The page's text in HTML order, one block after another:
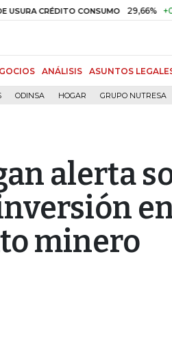
CRÉDITO CONSUMO 29,66% +0,87%
ANÁLISIS ASUNTOS
ODINSA HOGAR GRUPO NUTRESA
alerta
minero